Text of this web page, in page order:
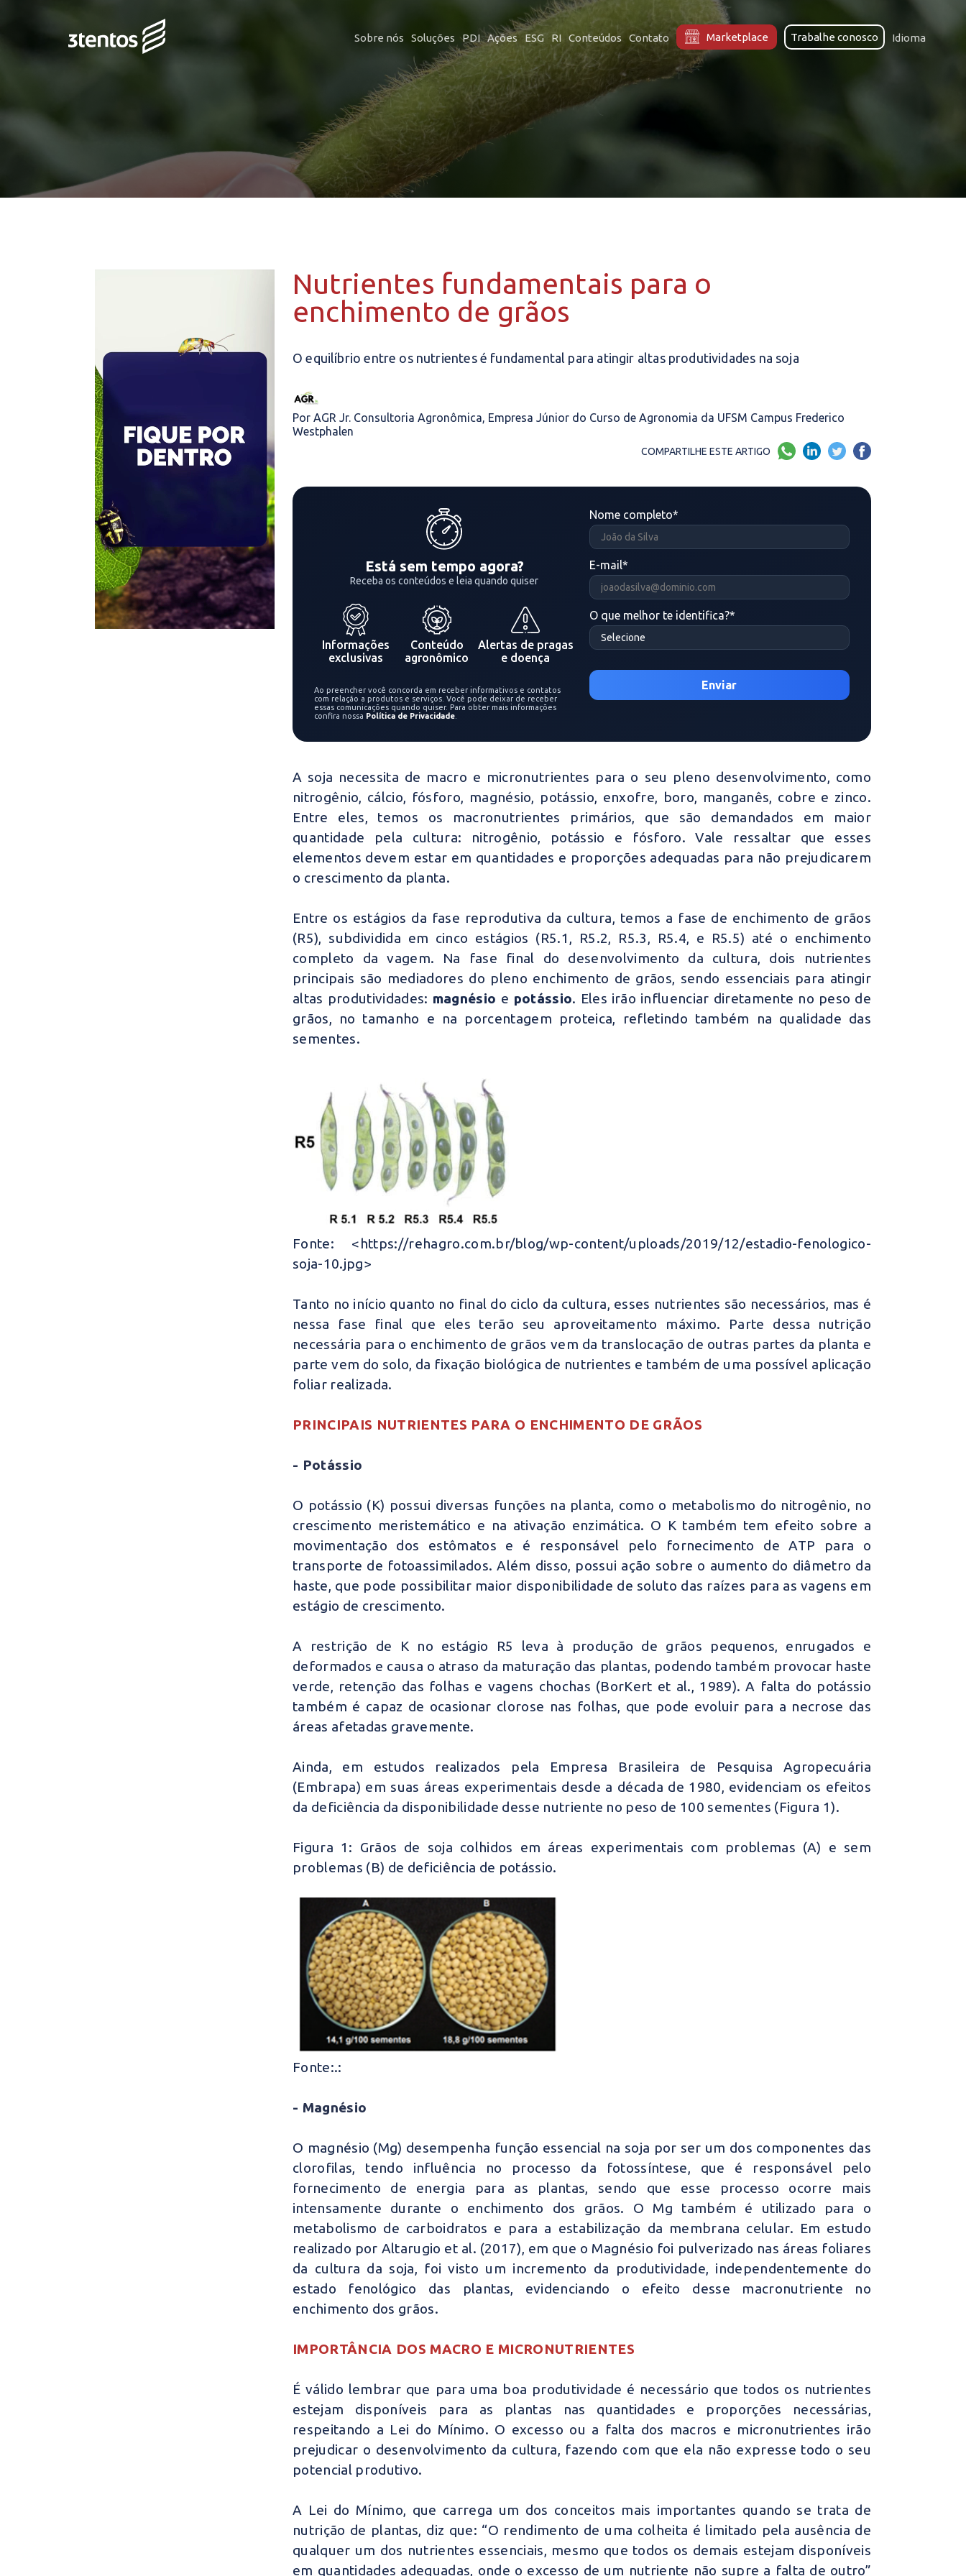
Sobre nós Soluções PDI Ações ESG RI Conteúdos Contato Marketplace Trabalhe conosco Idioma
Nutrientes fundamentais para o
enchimento de grãos
O equilíbrio entre os nutrientes é fundamental para atingir altas produtividades na soja
Por AGR Jr. Consultoria Agronômica, Empresa Júnior do Curso de Agronomia da UFSM Campus Frederico
Westphalen
COMPARTILHE ESTE ARTIGO
Está sem tempo agora?
Receba os conteúdos e leia quando quiser
Informações
exclusivas
Conteúdo
agronômico
Alertas de pragas
e doença
Ao preencher você concorda em receber informativos e contatos
com relação a produtos e serviços. Você pode deixar de receber
essas comunicações quando quiser. Para obter mais informações
confira nossa Política de Privacidade
Nome completo*
E-mail*
O que melhor te identifica?*
A soja necessita de macro e micronutrientes para o seu pleno desenvolvimento, como
nitrogênio, cálcio, fósforo, magnésio, potássio, enxofre, boro, manganês, cobre e zinco.
Entre eles, temos os macronutrientes primários, que são demandados em maior
quantidade pela cultura: nitrogênio, potássio e fósforo. Vale ressaltar que esses
elementos devem estar em quantidades e proporções adequadas para não prejudicarem
o crescimento da planta.
Entre os estágios da fase reprodutiva da cultura, temos a fase de enchimento de grãos
(R5), subdividida em cinco estágios (R5.1, R5.2, R5.3, R5.4, e R5.5) até o enchimento
completo da vagem. Na fase final do desenvolvimento da cultura, dois nutrientes
principais são mediadores do pleno enchimento de grãos, sendo essenciais para atingir
altas produtividades: magnésio e potássio. Eles irão influenciar diretamente no peso de
grãos, no tamanho e na porcentagem proteica, refletindo também na qualidade das
sementes.
Fonte: <https://rehagro.com.br/blog/wp-content/uploads/2019/12/estadio-fenologico-
soja-10.jpg>
Tanto no início quanto no final do ciclo da cultura, esses nutrientes são necessários, mas é
nessa fase final que eles terão seu aproveitamento máximo. Parte dessa nutrição
necessária para o enchimento de grãos vem da translocação de outras partes da planta e
parte vem do solo, da fixação biológica de nutrientes e também de uma possível aplicação
foliar realizada.
PRINCIPAIS NUTRIENTES PARA O ENCHIMENTO DE GRÃOS
- Potássio
O potássio (K) possui diversas funções na planta, como o metabolismo do nitrogênio, no
crescimento meristemático e na ativação enzimática. O K também tem efeito sobre a
movimentação dos estômatos e é responsável pelo fornecimento de ATP para o
transporte de fotoassimilados. Além disso, possui ação sobre o aumento do diâmetro da
haste, que pode possibilitar maior disponibilidade de soluto das raízes para as vagens em
estágio de crescimento.
A restrição de K no estágio R5 leva à produção de grãos pequenos, enrugados e
deformados e causa o atraso da maturação das plantas, podendo também provocar haste
verde, retenção das folhas e vagens chochas (BorKert et al., 1989). A falta do potássio
também é capaz de ocasionar clorose nas folhas, que pode evoluir para a necrose das
áreas afetadas gravemente.
Ainda, em estudos realizados pela Empresa Brasileira de Pesquisa Agropecuária
(Embrapa) em suas áreas experimentais desde a década de 1980, evidenciam os efeitos
da deficiência da disponibilidade desse nutriente no peso de 100 sementes (Figura 1).
Figura 1: Grãos de soja colhidos em áreas experimentais com problemas (A) e sem
problemas (B) de deficiência de potássio.
Fonte:.:
- Magnésio
O magnésio (Mg) desempenha função essencial na soja por ser um dos componentes das
clorofilas, tendo influência no processo da fotossíntese, que é responsável pelo
fornecimento de energia para as plantas, sendo que esse processo ocorre mais
intensamente durante o enchimento dos grãos. O Mg também é utilizado para o
metabolismo de carboidratos e para a estabilização da membrana celular. Em estudo
realizado por Altarugio et al. (2017), em que o Magnésio foi pulverizado nas áreas foliares
da cultura da soja, foi visto um incremento da produtividade, independentemente do
estado fenológico das plantas, evidenciando o efeito desse macronutriente no
enchimento dos grãos.
IMPORTÂNCIA DOS MACRO E MICRONUTRIENTES
É válido lembrar que para uma boa produtividade é necessário que todos os nutrientes
estejam disponíveis para as plantas nas quantidades e proporções necessárias,
respeitando a Lei do Mínimo. O excesso ou a falta dos macros e micronutrientes irão
prejudicar o desenvolvimento da cultura, fazendo com que ela não expresse todo o seu
potencial produtivo.
A Lei do Mínimo, que carrega um dos conceitos mais importantes quando se trata de
nutrição de plantas, diz que: “O rendimento de uma colheita é limitado pela ausência de
qualquer um dos nutrientes essenciais, mesmo que todos os demais estejam disponíveis
em quantidades adequadas, onde o excesso de um nutriente não supre a falta de outro”